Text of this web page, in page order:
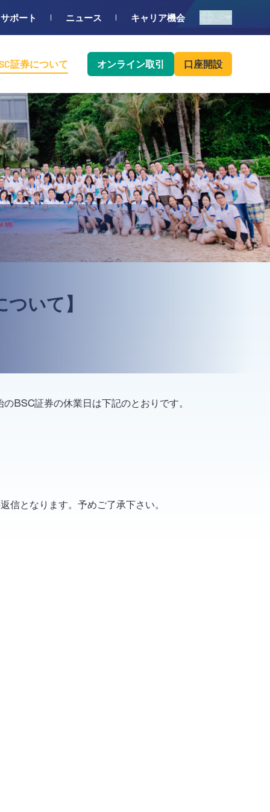
サポート ニュース キャリア機会
証券について オンライン取引 口座開設
いて】
のBSC証券の休業日は下記のとおりです。
信となります。予めご了承下さい。